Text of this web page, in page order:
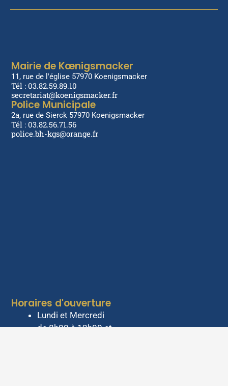
Mairie de Kœnigsmacker
11, rue de l'église 57970 Koenigsmacker
Tél : 03.82.59.89.10
secretariat@koenigsmacker.fr
Police Municipale
2a, rue de Sierck 57970 Koenigsmacker
Tél : 03.82.56.71.56
police.bh-kgs@orange.fr
Horaires d'ouverture
Lundi et Mercredi
de 8h00 à 12h00 et